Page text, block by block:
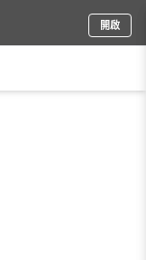
開啟